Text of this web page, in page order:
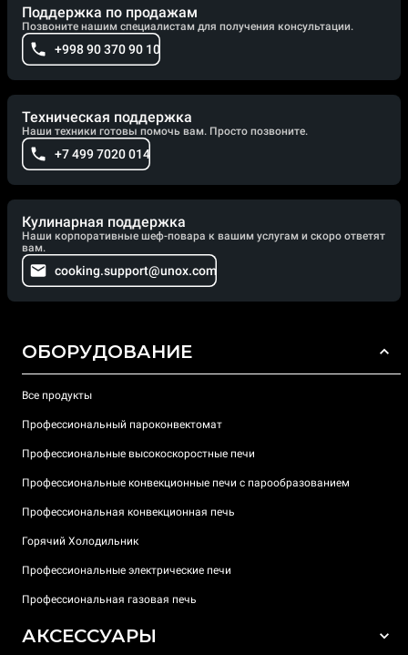
Поддержка по продажам
Позвоните нашим специалистам для получения консультации.
+998 90 370 90 10
Техническая поддержка
Наши техники готовы помочь вам. Просто позвоните.
+7 499 7020 014
Кулинарная поддержка
Наши корпоративные шеф-повара к вашим услугам и скоро ответят
вам.
cooking.support@unox.com
ОБОРУДОВАНИЕ
Все продукты
Профессиональный пароконвектомат
Профессиональные высокоскоростные печи
Профессиональные конвекционные печи с парообразованием
Профессиональная конвекционная печь
Горячий Холодильник
Профессиональные электрические печи
Профессиональная газовая печь
АКСЕССУАРЫ